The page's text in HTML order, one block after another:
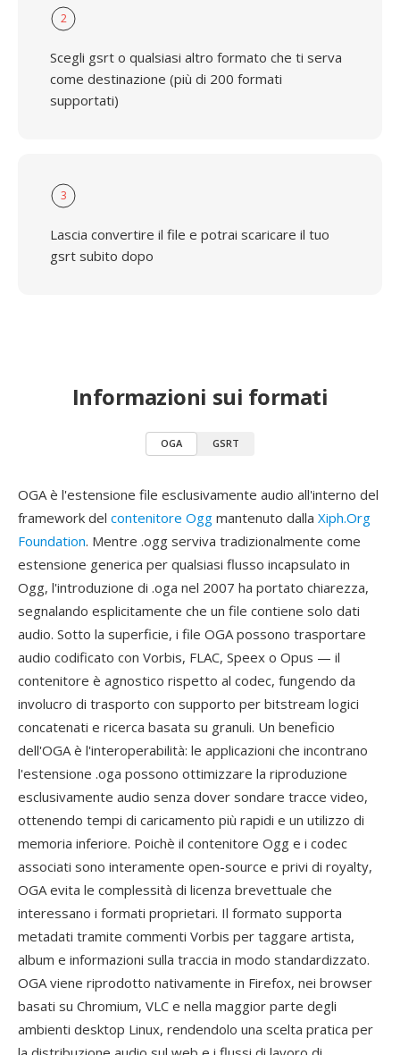
2
Scegli gsrt o qualsiasi altro formato che ti serva
come destinazione (più di 200 formati
supportati)
3
Lascia convertire il file e potrai scaricare il tuo
gsrt subito dopo
Informazioni sui formati
OGA GSRT
OGA è l'estensione file esclusivamente audio all'interno del
framework del contenitore Ogg mantenuto dalla Xiph.Org
Foundation. Mentre .ogg serviva tradizionalmente come
estensione generica per qualsiasi flusso incapsulato in
Ogg, l'introduzione di .oga nel 2007 ha portato chiarezza,
segnalando esplicitamente che un file contiene solo dati
audio. Sotto la superficie, i file OGA possono trasportare
audio codificato con Vorbis, FLAC, Speex o Opus — il
contenitore è agnostico rispetto al codec, fungendo da
involucro di trasporto con supporto per bitstream logici
concatenati e ricerca basata su granuli. Un beneficio
dell'OGA è l'interoperabilità: le applicazioni che incontrano
l'estensione .oga possono ottimizzare la riproduzione
esclusivamente audio senza dover sondare tracce video,
ottenendo tempi di caricamento più rapidi e un utilizzo di
memoria inferiore. Poichè il contenitore Ogg e i codec
associati sono interamente open-source e privi di royalty,
OGA evita le complessità di licenza brevettuale che
interessano i formati proprietari. Il formato supporta
metadati tramite commenti Vorbis per taggare artista,
album e informazioni sulla traccia in modo standardizzato.
OGA viene riprodotto nativamente in Firefox, nei browser
basati su Chromium, VLC e nella maggior parte degli
ambienti desktop Linux, rendendolo una scelta pratica per